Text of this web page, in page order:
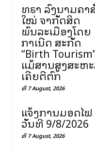
ທຣຳ ລົງນາມຄຳ
ໃໝ່ ຈຳກັດສິດ
ພົນລະເມືອງໂດຍ
ກຳເນີດ ສະກັດ
“Birth
ແມ້ສານສູງສະຫ
ເຄີຍຕີຕົກ
ທີ 7 August, 2026
ແຈ້ງການມອດໄຟ
ວັນທີ 9/8/2026
ທີ 7 August, 2026